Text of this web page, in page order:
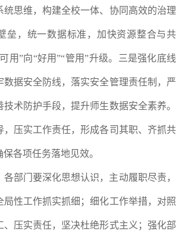
统思维，构建全校一体、协同高效的治理
垒，统一数据标准，加快资源整合与共
用”向“好用”“管用”升级。三是强化底线
数据安全防线，落实安全管理责任制，严
术防护手段，提升师生数据安全素养。
，压实工作责任，形成各司其职、齐抓共
各项任务落地见效。
部门要深化思想认识，主动履职尽责，
局性工作抓实抓细；细化工作举措，对照
、压实责任，坚决杜绝形式主义；强化部